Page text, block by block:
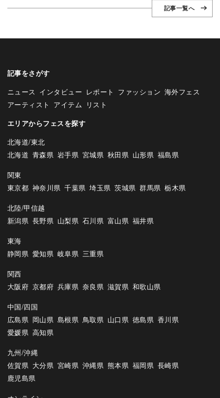
記事一覧へ
記事をさがす
ニュース インタビュー レポート ファッション 海外フェス
アーティスト アイテム
リスト
エリアからフェスを探す
北海道/東北
北海道 青森県 岩手県 宮城県 秋田県 山形県 福島県
関東
東京都 神奈川県 千葉県 埼玉県 茨城県 群馬県 栃木県
北陸/甲信越
新潟県 長野県 山梨県 石川県 富山県 福井県
東海
静岡県 愛知県 岐阜県 三重県
関西
大阪府 京都府 兵庫県 奈良県 滋賀県 和歌山県
中国/四国
広島県 岡山県 島根県 鳥取県 山口県 徳島県 香川県
愛媛県 高知県
九州/沖縄
佐賀県 大分県 宮崎県 沖縄県 熊本県 福岡県 長崎県
鹿児島県